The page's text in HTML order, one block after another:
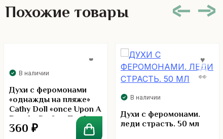
Похожие товары
В наличии
Духи с феромонами
«однажды на пляже»
Cathy Doll «оnce Upon A
Beach» Parfum Парфюм
360 ₽
В наличии
Духи с феромонами.
леди страсть. 50 мл